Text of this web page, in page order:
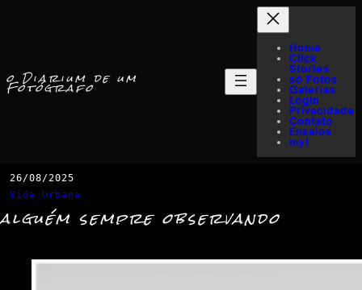
o Diarium de um
Fotógrafo
Home
Click
Stories
só Fotos
Galerias
Login
Privacidade
Contato
Ensaios
myI
26/08/2025
Vida Urbana
alguém sempre observando